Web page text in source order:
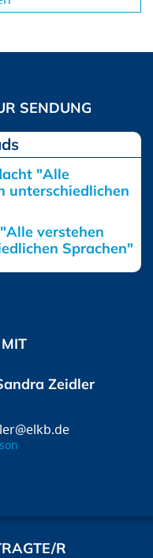
"Alle
unterschiedlichen
verstehen
Sprachen"
Zeidler
R